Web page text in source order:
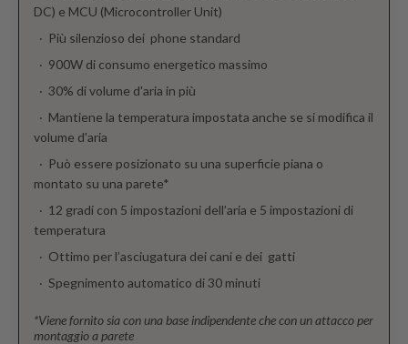
DC) e MCU (Microcontroller Unit)
Più silenzioso dei phone standard
900W di consumo energetico massimo
30% di volume d'aria in più
Mantiene la temperatura impostata anche se si modifica il
volume d'aria
Può essere posizionato su una superficie piana o
montato su una parete*
12 gradi con 5 impostazioni dell’aria e 5 impostazioni di
temperatura
Ottimo per l’asciugatura dei cani e dei gatti
Spegnimento automatico di 30 minuti
*Viene fornito sia con una base indipendente che con un attacco per
montaggio a parete